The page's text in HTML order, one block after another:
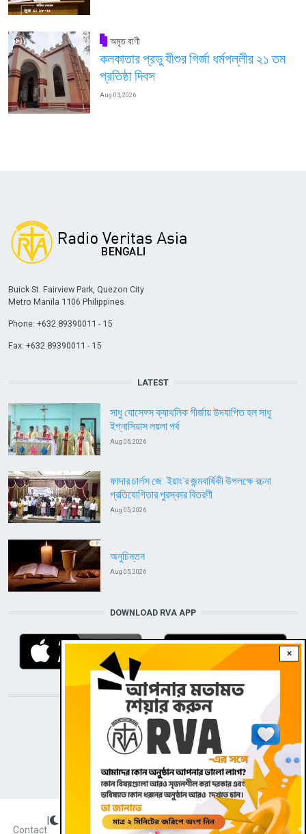
অমৃত বাণী
কলকাতার প্রভু যীশুর গির্জা ধর্মপল্লীর ২১ তম
প্রতিষ্ঠা দিবস
Aug 03, 2026
×
Buick St. Fairview Park, Quezon City
Metro Manila 1106 Philippines
Phone: +632 89390011 - 15
Fax: +632 89390011 - 15
LATEST
সাধু যোসেফ্স ক্যাথলিক গীর্জায় উদযাপিত হল সাধু
ইগ্নাসিয়াস লয়লা পর্ব
Aug 05, 2026
ফাদার চার্লস জে. ইয়াং’র জন্মবার্ষিকী উপলক্ষে রচনা
প্রতিযোগিতার পুরস্কার বিতরণী
Aug 05, 2026
অনুচিন্তন
Aug 05, 2026
DOWNLOAD RVA APP
STAY CONNECTED WITH US!
Contact
| Dark theme